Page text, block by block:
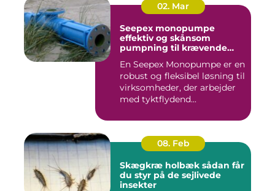
02. Mar
Seepex monopumpe
effektiv og skånsom
pumpning til krævende
En Seepex Monopumpe er en
robust og fleksibel løsning til
virksomheder, der arbejder
med tyktflydend...
08. Feb
Skægkræ holbæk sådan får
du styr på de sejlivede
insekter